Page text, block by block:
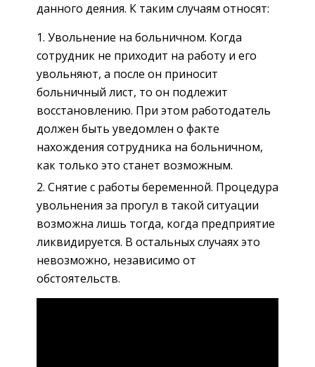
данного деяния. К таким случаям относят:
Увольнение на больничном. Когда
сотрудник не приходит на работу и его
увольняют, а после он приносит
больничный лист, то он подлежит
восстановлению. При этом работодатель
должен быть уведомлен о факте
нахождения сотрудника на больничном,
как только это станет возможным.
Снятие с работы беременной. Процедура
увольнения за прогул в такой ситуации
возможна лишь тогда, когда предприятие
ликвидируется. В остальных случаях это
невозможно, независимо от
обстоятельств.